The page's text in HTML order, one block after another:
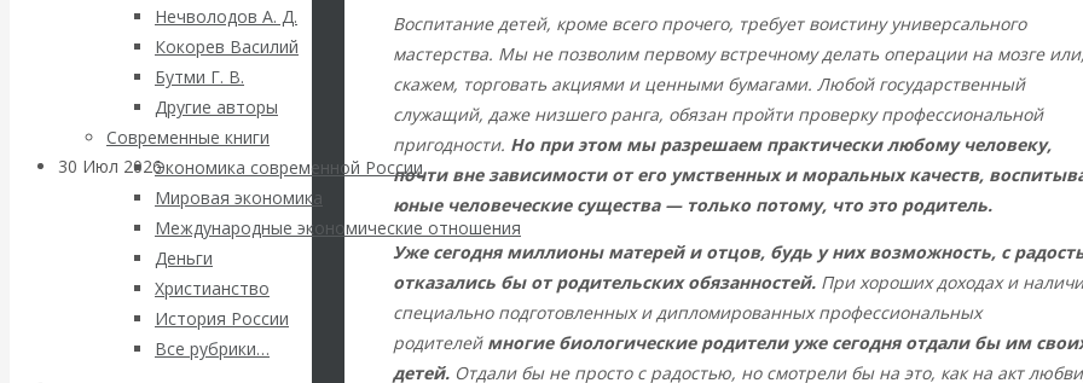
Нечволодов А. Д.
Кокорев Василий
Бутми Г. В.
Другие авторы
Современные книги
Экономика современной России
Мировая экономика
Международные экономические отношения
Деньги
Христианство
История России
Все рубрики…
Турции: Drang
nach Osten
30 Июл 2026Банки
Валентин
Катасонов. Кто
определяет
Воспитание детей, кроме всего прочего, требует воистину универсального
мастерства. Мы не позволим первому встречному делать операции на мозге или,
скажем, торговать акциями и ценными бумагами. Любой государственный
служащий, даже низшего ранга, обязан пройти проверку профессиональной
пригодности. Но при этом мы разрешаем практически любому человеку,
почти вне зависимости от его умственных и моральных качеств,
юные человеческие существа — только потому, что это родитель.
Уже сегодня миллионы матерей и отцов, будь у них возможность, с
отказались бы от родительских обязанностей. При хороших доходах и
специально подготовленных и дипломированных профессиональных
родителей многие биологические родители уже сегодня отдали бы им
детей. Отдали бы не просто с радостью, но смотрели бы на это, как на акт